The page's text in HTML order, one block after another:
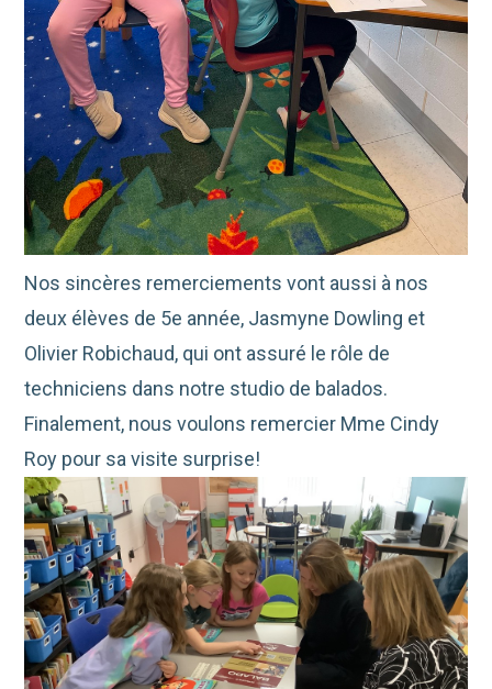
Nos sincères remerciements vont aussi à nos
deux élèves de 5e année, Jasmyne Dowling et
Olivier Robichaud, qui ont assuré le rôle de
techniciens dans notre studio de balados.
Finalement, nous voulons remercier Mme Cindy
Roy pour sa visite surprise!